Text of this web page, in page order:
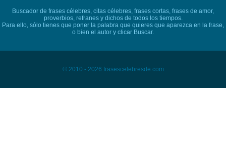
Buscador de frases célebres, citas célebres, frases cortas, frases de amor,
proverbios, refranes y dichos de todos los tiempos.
Para ello, sólo tienes que poner la palabra que quieres que aparezca en la frase,
o bien el autor y clicar Buscar.
© 2010 - 2026 frasescelebresde.com